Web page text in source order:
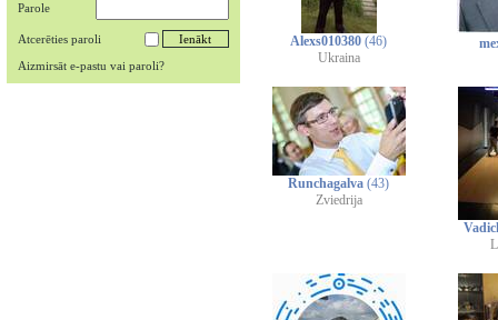
Parole
Atcerēties paroli
Aizmirsāt e-pastu vai paroli?
Alexs010380 (46)
Ukraina
Runchagalva (43)
Zviedrija